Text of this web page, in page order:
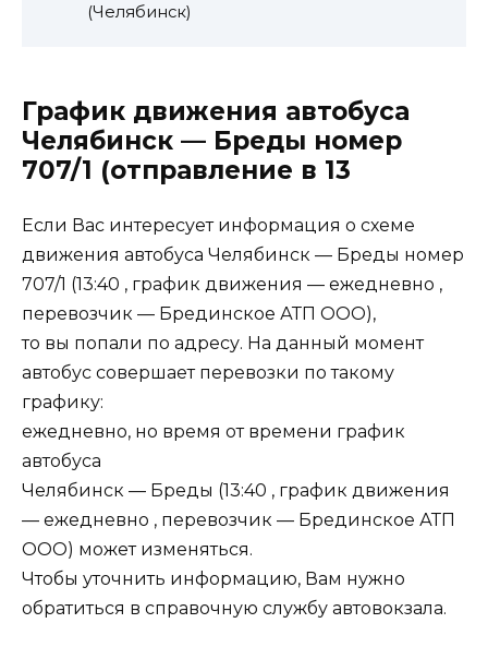
(Челябинск)
График движения автобуса
Челябинск — Бреды номер
707/1 (отправление в 13
Если Вас интересует информация о схеме
движения автобуса Челябинск — Бреды номер
707/1 (13:40 , график движения — ежедневно ,
перевозчик — Брединское АТП ООО),
то вы попали по адресу. На данный момент
автобус совершает перевозки по такому
графику:
ежедневно, но время от времени график
автобуса
Челябинск — Бреды (13:40 , график движения
— ежедневно , перевозчик — Брединское АТП
ООО) может изменяться.
Чтобы уточнить информацию, Вам нужно
обратиться в справочную службу автовокзала.